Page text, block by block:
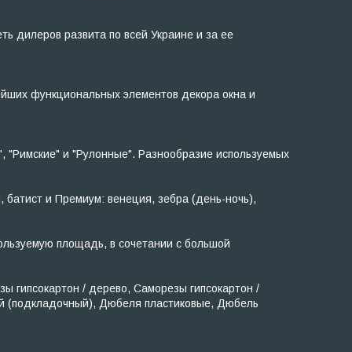
дилеров развита по всей Украине и за ее
функциональных элементов декора окна и
и "Рулонные". Разнообразие используемых
батист и Премиум: венеция, зебра (день-ночь),
площадь, в сочетании с большой
гипсокартон / дерево, Саморезы гипсокартон /
(подкладочный), Дюбеля пластиковые, Дюбель